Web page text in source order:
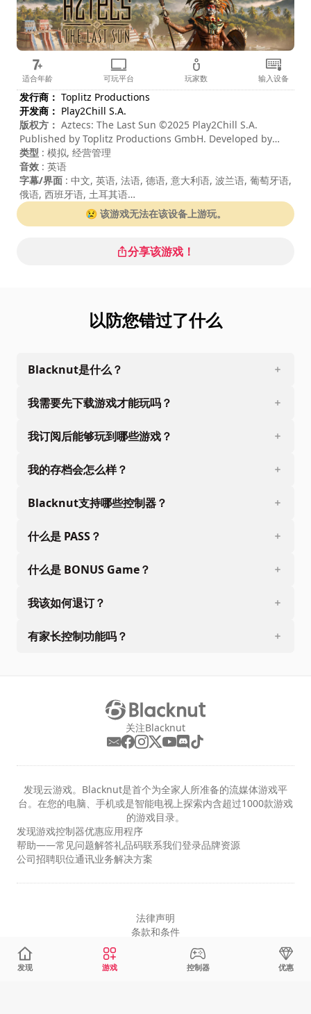
适合年龄 可玩平台 玩家数 输入设备
发行商： Toplitz Productions
开发商： Play2Chill S.A.
版权方： Aztecs: The Last Sun ©2025 Play2Chill S.A.
Published by Toplitz Productions GmbH. Developed by
Play2Chill. All rights reserved.
类型 : 模拟, 经营管理
音效 : 英语
字幕/界面 : 中文, 英语, 法语, 德语, 意大利语, 波兰语, 葡萄牙语,
俄语, 西班牙语, 土耳其语
每局游戏时长
: > 30 分钟
难度
😢 该游戏无法在该设备上游玩。
分享该游戏！
以防您错过了什么
Blacknut是什么？
我需要先下载游戏才能玩吗？
我订阅后能够玩到哪些游戏？
我的存档会怎么样？
Blacknut支持哪些控制器？
什么是 PASS？
什么是 BONUS Game？
我该如何退订？
有家长控制功能吗？
关注Blacknut
发现云游戏。Blacknut是首个为全家人所准备的流媒体游戏平
台。在您的电脑、手机或是智能电视上探索内含超过1000款游戏
的游戏目录。
发现游戏控制器优惠应用程序
帮助——常见问题解答礼品码联系我们登录品牌资源
公司招聘职位通讯业务解决方案
法律声明
条款和条件
发现 游戏 控制器 优惠